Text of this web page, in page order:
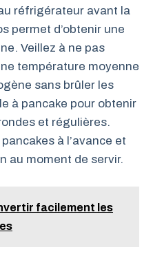
réfrigérateur avant la
permet d’obtenir une
Veillez à ne pas
température moyenne
sans brûler les
à pancake pour obtenir
et régulières.
à l’avance et
au moment de servir.
facilement les